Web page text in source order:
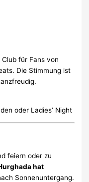
für Fans von
Die Stimmung ist
oder Ladies’ Night
feiern oder zu
hat
Sonnenuntergang.